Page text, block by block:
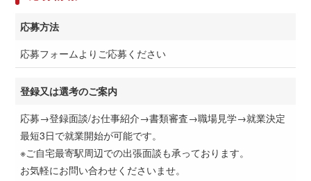
応募方法
応募フォームよりご応募ください
登録又は選考のご案内
応募→登録面談/お仕事紹介→書類審査→職場見学→就業決定
最短3日で就業開始が可能です。
※ご自宅最寄駅周辺での出張面談も承っております。
お気軽にお問い合わせくださいませ。